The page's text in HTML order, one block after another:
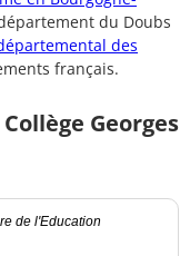
du Doubs
des
français.
Georges
de l'Education